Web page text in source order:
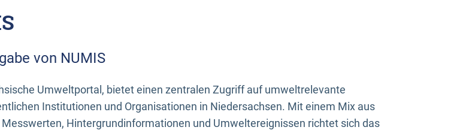
von NUMIS
Umweltportal, bietet einen zentralen Zugriff auf umweltrelevante
Institutionen und Organisationen in Niedersachsen. Mit einem Mix aus
Hintergrundinformationen und Umweltereignissen richtet sich das